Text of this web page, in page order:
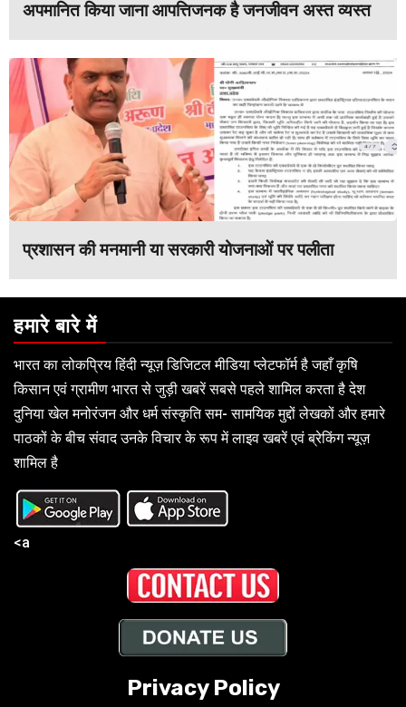
अपमानित किया जाना आपत्तिजनक है जनजीवन अस्त व्यस्त
प्रशासन की मनमानी या सरकारी योजनाओं पर पलीता
हमारे बारे में
भारत का लोकप्रिय हिंदी न्यूज़ डिजिटल मीडिया प्लेटफॉर्म है जहाँ कृषि
किसान एवं ग्रामीण भारत से जुड़ी खबरें सबसे पहले शामिल करता है देश
दुनिया खेल मनोरंजन और धर्म संस्कृति सम- सामयिक मुद्दों लेखकों और हमारे
पाठकों के बीच संवाद उनके विचार के रूप में लाइव खबरें एवं ब्रेकिंग न्यूज़
शामिल है
<a
Privacy Policy